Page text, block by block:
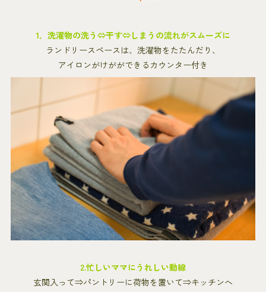
1．洗濯物の洗う⇔干す⇔しまうの流れがスムーズに
ランドリースペースは、洗濯物をたたんだり、
アイロンがけがができるカウンター付き
2.忙しいママにうれしい動線
玄関入って⇒パントリーに荷物を置いて⇒キッチンへ